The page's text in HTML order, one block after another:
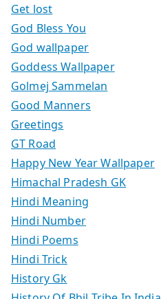
Get lost
God Bless You
God wallpaper
Goddess Wallpaper
Golmej Sammelan
Good Manners
Greetings
GT Road
Happy New Year Wallpaper
Himachal Pradesh GK
Hindi Meaning
Hindi Number
Hindi Poems
Hindi Trick
History Gk